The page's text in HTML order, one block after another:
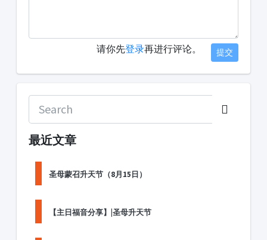
请你先登录再进行评论。 提交
最近文章
圣母蒙召升天节（8月15日）
【主日福音分享】|圣母升天节